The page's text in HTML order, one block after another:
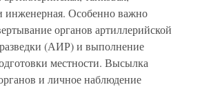
инженерная. Особенно важно
органов артиллерийской
(АИР) и выполнение
местности. Высылка
и личное наблюдение